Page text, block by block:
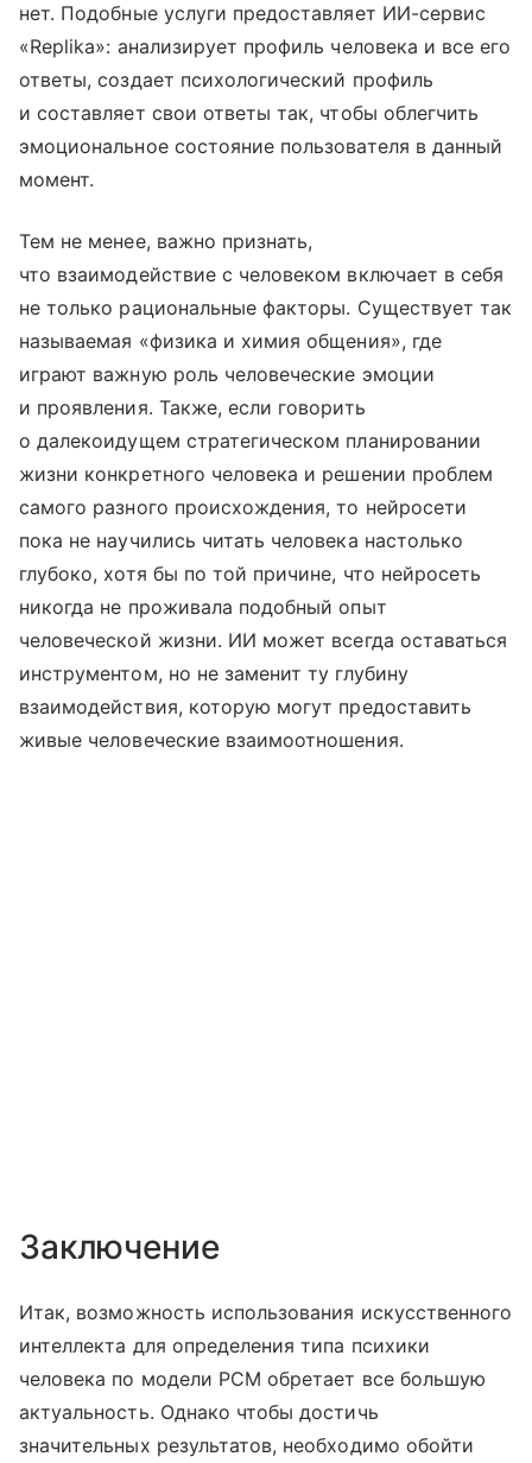
нет. Подобные услуги предоставляет ИИ-сервис
«Replika»: анализирует профиль человека и все его
ответы, создает психологический профиль
и составляет свои ответы так, чтобы облегчить
эмоциональное состояние пользователя в данный
момент.
Тем не менее, важно признать,
что взаимодействие с человеком включает в себя
не только рациональные факторы. Существует так
называемая «физика и химия общения», где
играют важную роль человеческие эмоции
и проявления. Также, если говорить
о далекоидущем стратегическом планировании
жизни конкретного человека и решении проблем
самого разного происхождения, то нейросети
пока не научились читать человека настолько
глубоко, хотя бы по той причине, что нейросеть
никогда не проживала подобный опыт
человеческой жизни. ИИ может всегда оставаться
инструментом, но не заменит ту глубину
взаимодействия, которую могут предоставить
живые человеческие взаимоотношения.
Заключение
Итак, возможность использования искусственного
интеллекта для определения типа психики
человека по модели PCM обретает все большую
актуальность. Однако чтобы достичь
значительных результатов, необходимо обойти